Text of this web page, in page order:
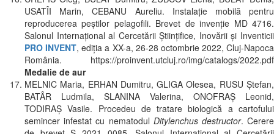
USATÎI Marin, CEBANU Aureliu. Instalație mobilă pentru
reproducerea peștilor pelagofili. Brevet de invenție MD 4716.
Salonul Internaţional al Cercetării Ştiinţifice, Inovării şi Inventicii
PRO INVENT, ediția a XX-a, 26-28 octombrie 2022, Cluj-Napoca
România. https://proinvent.utcluj.ro/img/catalogs/2022.pdf
Medalie de aur
MELNIC Maria, ERHAN Dumitru, GLIGA Olesea, RUSU Ștefan,
BATÂR Ludmila, SLANINA Valerina, ONOFRAȘ Leonid,
TODIRAȘ Vasile. Procedeu de tratare biologică a cartofului
semincer infestat cu nematodul Ditylenchus destructor. Cerere